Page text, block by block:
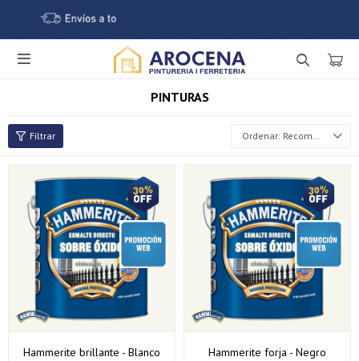

PINTURAS
Recomendados
Hammerite brillante - Blanco
Hammerite forja - Negro